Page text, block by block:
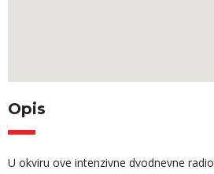
Opis
U okviru ove intenzivne dvodnevne